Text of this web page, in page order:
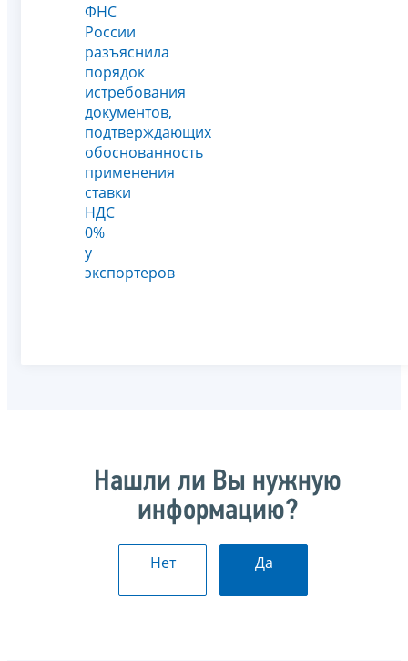
ФНС
России
разъяснила
порядок
истребования
документов,
подтверждающих
обоснованность
применения
ставки
НДС
0%
у
экспортеров
Нашли ли Вы нужную
информацию?
Нет Да